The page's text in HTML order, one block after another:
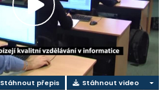
Přehrát
video
Stáhnout přepis Stáhnout video